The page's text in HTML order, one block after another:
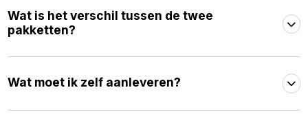
Wat is het verschil tussen de twee
pakketten?
Wat moet ik zelf aanleveren?